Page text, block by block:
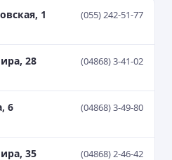
1
(055) 242-51-77
28
(04868) 3-41-02
6
(04868) 3-49-80
35
(04868) 2-46-42